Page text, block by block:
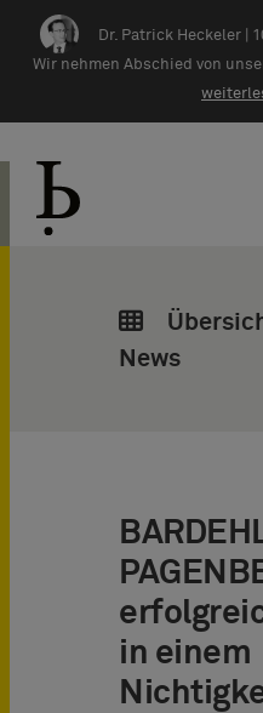
Zum Inhalt springen
Dr. Patrick Heckeler |
Wir nehmen Abschied von
News
in einem